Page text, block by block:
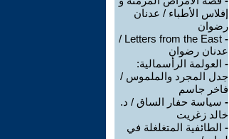
إفلاس الأطباء / عدنان
رضوان
-
Letters from the East /
عدنان رضوان
- العولمة الرأسمالية:
جدل المجرد والملموس /
فاخر جاسم
- سياسة حفار الساق / د.
خالد زغريت
- الطائفية المتغلغلة في